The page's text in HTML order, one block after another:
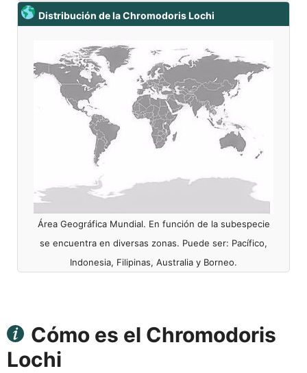
Distribución de la Chromodoris Lochi
Área Geográfica Mundial. En función de la subespecie
se encuentra en diversas zonas. Puede ser: Pacífico,
Indonesia, Filipinas, Australia y Borneo.
Cómo es el Chromodoris
Lochi